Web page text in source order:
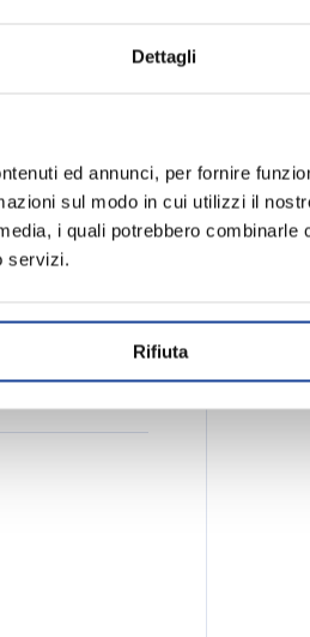
Dettagli
ed annunci, per fornire
sul modo in cui utilizzi il
i quali potrebbero
servizi.
Rifiuta
prestazioni
modellata
ghette,
resistente
La fodera
mentre
suola ad alte
bagnate.